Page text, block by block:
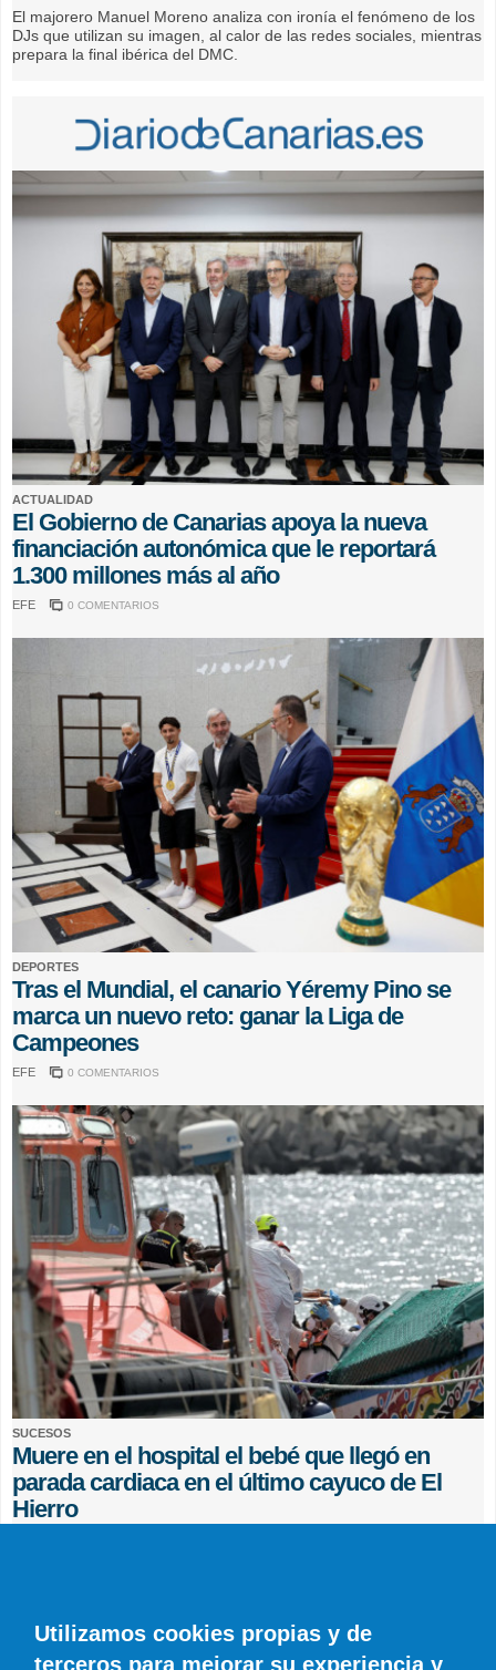
El majorero Manuel Moreno analiza con ironía el fenómeno de los
DJs que utilizan su imagen, al calor de las redes sociales, mientras
prepara la final ibérica del DMC.
ACTUALIDAD
El Gobierno de Canarias apoya la nueva
financiación autonómica que le reportará
1.300 millones más al año
EFE 0 COMENTARIOS
DEPORTES
Tras el Mundial, el canario Yéremy Pino se
marca un nuevo reto: ganar la Liga de
Campeones
EFE 0 COMENTARIOS
SUCESOS
Muere en el hospital el bebé que llegó en
parada cardiaca en el último cayuco de El
Hierro
Utilizamos cookies propias y de
terceros para mejorar su experiencia y